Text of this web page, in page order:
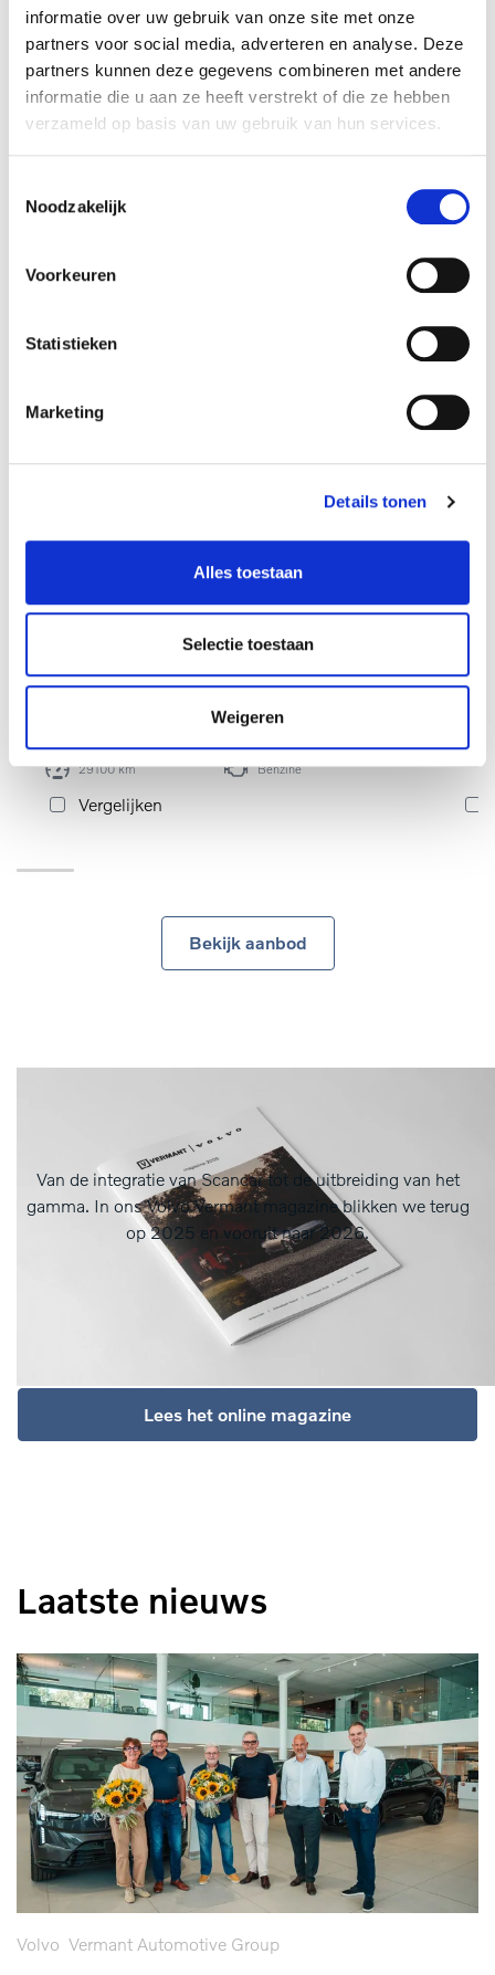
informatie over uw gebruik van onze site met onze
partners voor social media, adverteren en analyse. Deze
partners kunnen deze gegevens combineren met andere
informatie die u aan ze heeft verstrekt of die ze hebben
verzameld op basis van uw gebruik van hun services.
Noodzakelijk
Voorkeuren
Statistieken
Marketing
Details tonen
Alles toestaan
Selectie toestaan
Weigeren
Volvo's
€ 29.990
Benzine
29100 km Benzine
Vergelijken
Bekijk aanbod
Van de integratie van Scancar tot de uitbreiding van het
gamma. In ons Volvo Vermant magazine blikken we terug
op 2025 en vooruit naar 2026.
Lees het online magazine
Laatste nieuws
Volvo Vermant Automotive Group